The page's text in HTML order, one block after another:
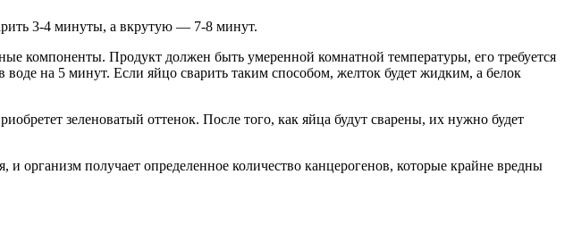
3-4 минуты, а вкрутую — 7-8 минут.
компоненты. Продукт должен быть умеренной комнатной температуры, его требуется
воде на 5 минут. Если яйцо сварить таким способом, желток будет жидким, а белок
зеленоватый оттенок. После того, как яйца будут сварены, их нужно будет
организм получает определенное количество канцерогенов, которые крайне вредны